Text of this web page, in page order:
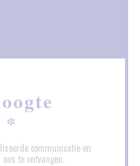
*
communicatie en
te ontvangen.